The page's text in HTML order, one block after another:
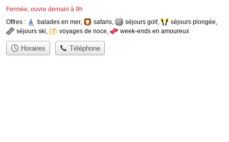
Fermée, ouvre demain à 9h
Offres : balades en mer, safaris, séjours golf, séjours plongée,
séjours ski, voyages de noce, week-ends en amoureux
Horaires Téléphone